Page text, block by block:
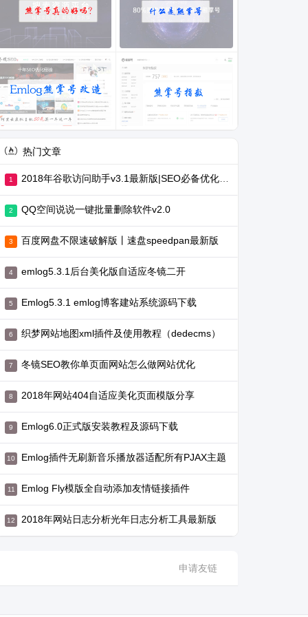
热门文章
2018年谷歌访问助手v3.1最新版|SEO必备优化工具
QQ空间说说一键批量删除软件v2.0
百度网盘不限速破解版丨速盘speedpan最新版
emlog5.3.1后台美化版自适应冬镜二开
Emlog5.3.1 emlog博客建站系统源码下载
织梦网站地图xml插件及使用教程（dedecms）
冬镜SEO教你单页面网站怎么做网站优化
2018年网站404自适应美化页面模版分享
Emlog6.0正式版安装教程及源码下载
Emlog插件无刷新音乐播放器适配所有PJAX主题
Emlog Fly模版全自动添加友情链接插件
2018年网站日志分析光年日志分析工具最新版
申请友链